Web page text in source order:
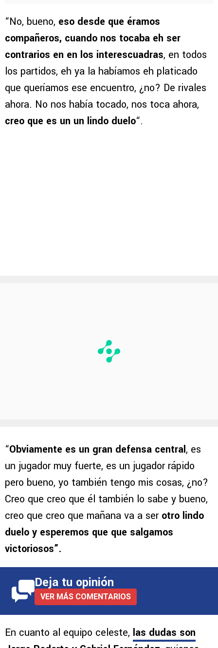
“No, bueno, eso desde que éramos
compañeros, cuando nos tocaba eh ser
contrarios en en los interescuadras, en todos
los partidos, eh ya la habíamos eh platicado
que queríamos ese encuentro, ¿no? De rivales
ahora. No nos había tocado, nos toca ahora,
creo que es un un lindo duelo“.
“Obviamente es un gran defensa central, es
un jugador muy fuerte, es un jugador rápido
pero bueno, yo también tengo mis cosas, ¿no?
Creo que creo que él también lo sabe y bueno,
creo que creo que mañana va a ser otro lindo
duelo y esperemos que que salgamos
victoriosos”.
Deja tu opinión
VER MÁS COMENTARIOS
En cuanto al equipo celeste, las dudas son